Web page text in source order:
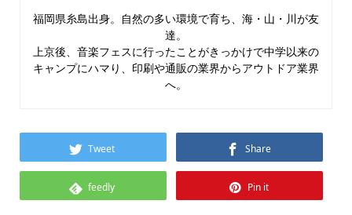
福岡県糸島出身。自然の多い環境で育ち、海・山・川が友
達。
上京後、音楽フェスに行ったことがきっかけで中学以来の
キャンプにハマり、印刷や通販の業界からアウトドア業界
へ。
Tweet Share
feedly Pin it